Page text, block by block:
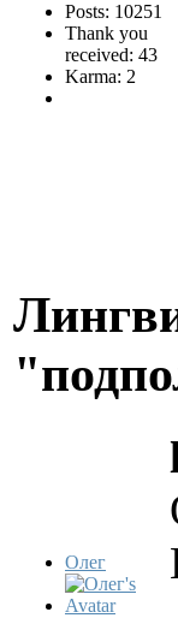
Posts: 10251
Thank you
received: 43
Karma: 2
Олег